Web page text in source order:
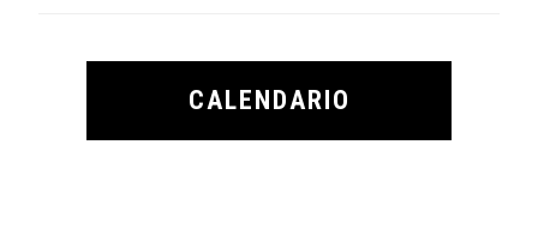
CALENDARIO